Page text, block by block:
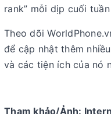
rank” mỗi dịp cuối
Theo dõi
để cập nhật thêm
và các tiện ích của nó
Tham khảo/Ảnh: